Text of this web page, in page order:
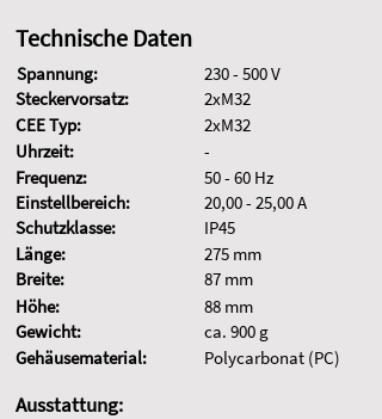
Technische Daten
Spannung:
Steckervorsatz:
CEE Typ:
Uhrzeit:
Frequenz:
Einstellbereich:
Schutzklasse:
Länge:
Breite:
Höhe:
Gewicht:
Gehäusematerial:
230 - 500 V
2xM32
2xM32
-
50 - 60 Hz
20,00 - 25,00 A
IP45
275 mm
87 mm
88 mm
ca. 900 g
Polycarbonat (PC)
Ausstattung: